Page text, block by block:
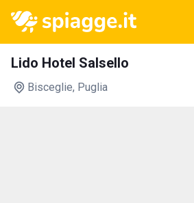
Lido Hotel Salsello
Bisceglie, Puglia